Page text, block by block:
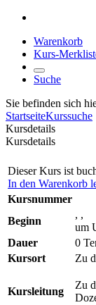
Warenkorb
Kurs-
Suche
Sie befinden sich
StartseiteKurssuche
Kursdetails
Kursdetails
Dieser Kurs ist
In den Warenkorb
Kursnummer
Beginn
, ,
um
Dauer
0
Kursort
Zu
Kursleitung
Zu